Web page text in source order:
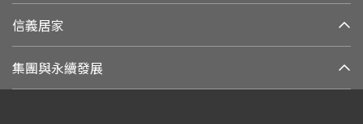
信義居家
集團與永續發展